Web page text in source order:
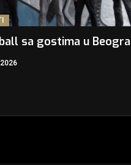
sa gostima u